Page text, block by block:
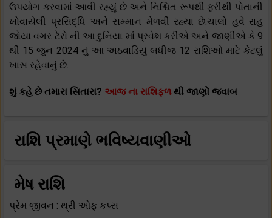
ઉપયોગ કરવામાં આવી રહ્યું છે અને નિશ્ચિત રૂપથી ફરીથી પોતાની
ખોવાયેલી પ્રસિદ્ધિ અને સમ્માન મેળવી રહ્યા છે.ચાલો હવે રાહ
જોયા વગર ટેરો ની આ દુનિયા માં પ્રવેશ કરીએ અને જાણીએ કે 9
થી 15 જુન 2024 નું આ અઠવાડિયું બધીજ 12 રાશિઓ માટે કેટલું
ખાસ રહેવાનું છે.
શું કહે છે તમારા સિતારા? આજ ના રાશિફળથી જાણો જવાબ
રાશિ પ્રમાણે ભવિષ્યવાણીઓ
મેષ રાશિ
પ્રેમ જીવન : થ્રી ઓફ કપ્સ